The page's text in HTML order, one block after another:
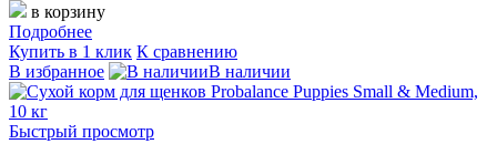
в корзину
Подробнее
Купить в 1 клик К сравнению
В избранное
В наличии
Быстрый просмотр